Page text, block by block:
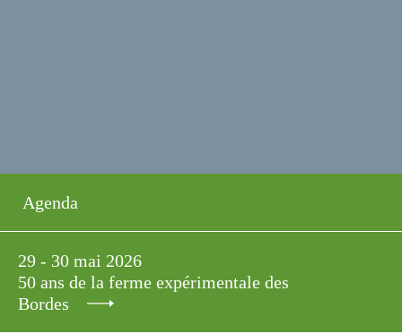
Agenda
29 - 30 mai 2026
50 ans de la ferme expérimentale des
Bordes